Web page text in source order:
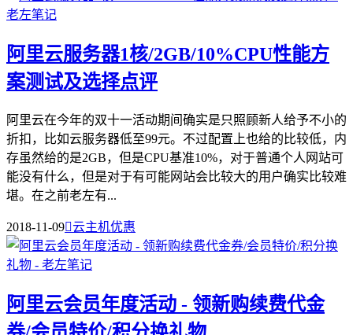
阿里云服务器1核/2GB/10%CPU性能方
案测试及选择点评
阿里云在今年的双十一活动期间确实是只照顾新人给予不小的
折扣，比如云服务器低至99元。不过配置上也给的比较低，内
存虽然给的是2GB，但是CPU基准10%，对于普通个人网站可
能没有什么，但是对于有可能网站会比较大的用户确实比较难
堪。在之前老左有...
2018-11-09云主机优惠
阿里云会员年度活动 - 领新购续费代金